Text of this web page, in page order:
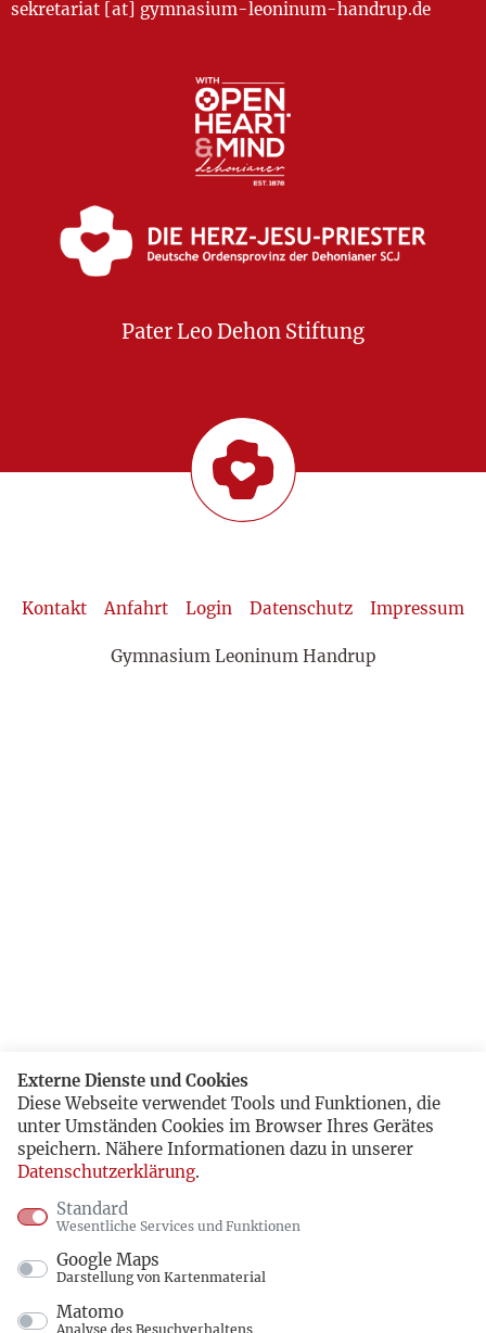
sekretariat [at] gymnasium-leoninum-handrup.de
Pater Leo Dehon Stiftung
Kontakt Anfahrt Login Datenschutz Impressum
Gymnasium Leoninum Handrup
Externe Dienste und Cookies
Diese Webseite verwendet Tools und Funktionen, die
unter Umständen Cookies im Browser Ihres Gerätes
speichern. Nähere Informationen dazu in unserer
Datenschutzerklärung.
Standard
Wesentliche Services und Funktionen
Google Maps
Darstellung von Kartenmaterial
Matomo
Analyse des Besuchverhaltens